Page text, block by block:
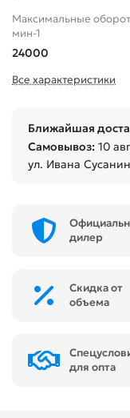
Максимальные
мин-1
24000
Все характеристики
Ближайшая
Самовывоз: 10
ул. Ивана
дилер
Скидка от
объема
для опта